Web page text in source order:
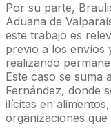
Por su parte,
Aduana de
este trabajo es
previo a los envíos
realizando
Este caso se suma
Fernández, donde
ilícitas en
organizaciones